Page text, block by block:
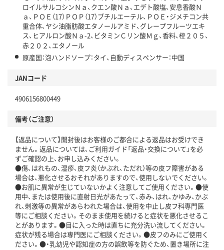
ロイルサルコシンＮａ、クエン酸Ｎａ、エデト酸塩、安息香酸Ｎ
ａ、ＰＯＥ（17）ＰＯＰ（17）ブチルエーテル、ＰＯＥ・ジメチコン共
重合体、ヤシ油脂肪酸エタノールアミド、グレープフルーツエキ
ス、ヒアルロン酸Ｎａ-2、ビタミンＣリン酸Ｍｇ、香料、橙２０５、
赤２０２、エタノール
原産国：泡ハンドソープ：タイ、自動ディスペンサー：中国
JANコード
4906156800449
備考（ご注意）
【返品について】開封後はお客様のご都合による返品はお受けでき
ません。返品については、ご利用ガイド「返品・交換について」を必
ずご確認の上、お申し込みください。
●傷、はれもの、湿疹、皮フ炎（かぶれ、ただれ）等の皮フ障害がある
場合は、悪化させるおそれがありますので、使用しないでください。
●お肌に異常が生じていないかよく注意してご使用ください。●使
用中、または使用後に直射日光があたって、赤み、はれ、かゆみ、かぶ
れ、刺激等の異常があらわれた場合は、使用を中止し皮フ科専門医
等にご相談ください。そのまま使用を続けると症状を悪化させるこ
とがあります。●目に入った時は直ちに充分洗い流してください。
症状が残る場合は専門医にご相談ください。●皮フのみにご使用く
ださい。●・乳幼児や認知症の方の誤飲等を防ぐため、置き場所に注